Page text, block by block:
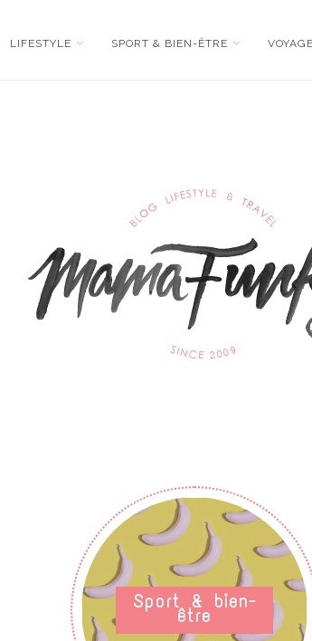
LIFESTYLE SPORT & BIEN-ÊTRE
Sport & bien-
être